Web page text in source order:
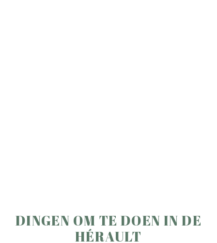
DINGEN OM TE DOEN IN DE
HÉRAULT